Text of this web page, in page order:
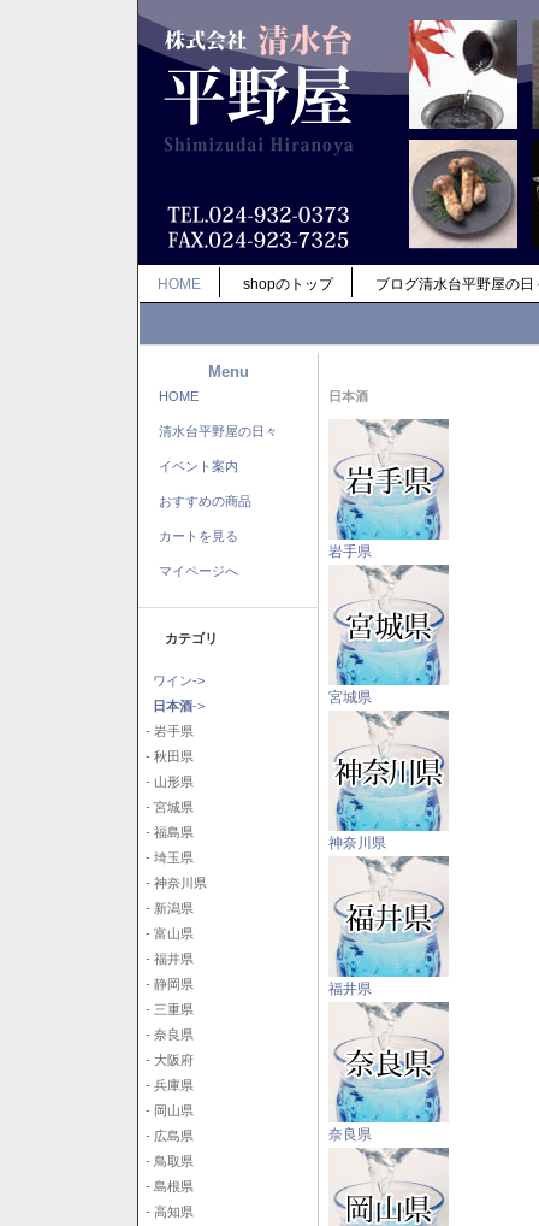
HOME shopのトップ ブログ清水台平野屋の日
Menu
HOME
清水台平野屋の日々
イベント案内
おすすめの商品
カートを見る
マイページへ
カテゴリ
ワイン->
日本酒->
- 岩手県
- 秋田県
- 山形県
- 宮城県
- 福島県
- 埼玉県
- 神奈川県
- 新潟県
- 富山県
- 福井県
- 静岡県
- 三重県
- 奈良県
- 大阪府
- 兵庫県
- 岡山県
- 広島県
- 鳥取県
- 島根県
- 高知県
日本酒
岩手県
宮城県
神奈川県
福井県
奈良県